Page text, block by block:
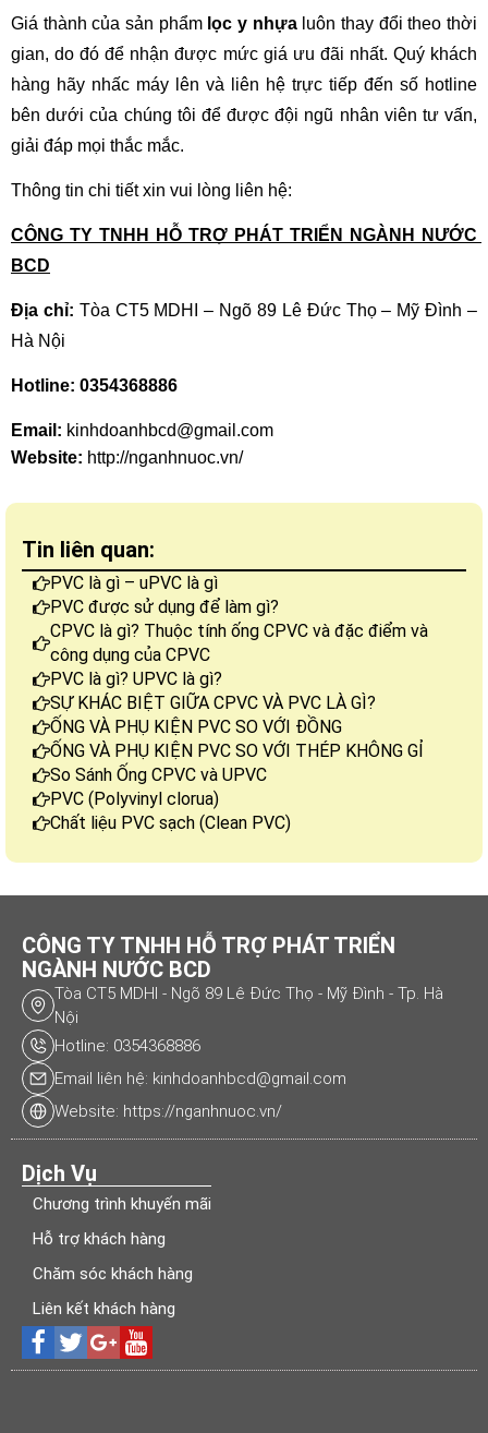
Giá thành của sản phẩm lọc y nhựa luôn thay đổi theo thời
gian, do đó để nhận được mức giá ưu đãi nhất. Quý khách
hàng hãy nhấc máy lên và liên hệ trực tiếp đến số hotline
bên dưới của chúng tôi để được đội ngũ nhân viên tư vấn,
giải đáp mọi thắc mắc.
Thông tin chi tiết xin vui lòng liên hệ:
CÔNG TY TNHH HỖ TRỢ PHÁT TRIỂN NGÀNH NƯỚC
BCD
Địa chỉ: Tòa CT5 MDHI – Ngõ 89 Lê Đức Thọ – Mỹ Đình –
Hà Nội
Hotline: 0354368886
Email: kinhdoanhbcd@gmail.com
Website: http://nganhnuoc.vn/
Tin liên quan:
PVC là gì – uPVC là gì
PVC được sử dụng để làm gì?
CPVC là gì? Thuộc tính ống CPVC và đặc điểm và
công dụng của CPVC
PVC là gì? UPVC là gì?
SỰ KHÁC BIỆT GIỮA CPVC VÀ PVC LÀ GÌ?
ỐNG VÀ PHỤ KIỆN PVC SO VỚI ĐỒNG
ỐNG VÀ PHỤ KIỆN PVC SO VỚI THÉP KHÔNG GỈ
So Sánh Ống CPVC và UPVC
PVC (Polyvinyl clorua)
Chất liệu PVC sạch (Clean PVC)
CÔNG TY TNHH HỖ TRỢ PHÁT TRIỂN
NGÀNH NƯỚC BCD
Tòa CT5 MDHI - Ngõ 89 Lê Đức Thọ - Mỹ Đình - Tp. Hà
Nội
Hotline: 0354368886
Email liên hệ: kinhdoanhbcd@gmail.com
Website: https://nganhnuoc.vn/
Dịch Vụ
Chương trình khuyến mãi
Hỗ trợ khách hàng
Chăm sóc khách hàng
Liên kết khách hàng